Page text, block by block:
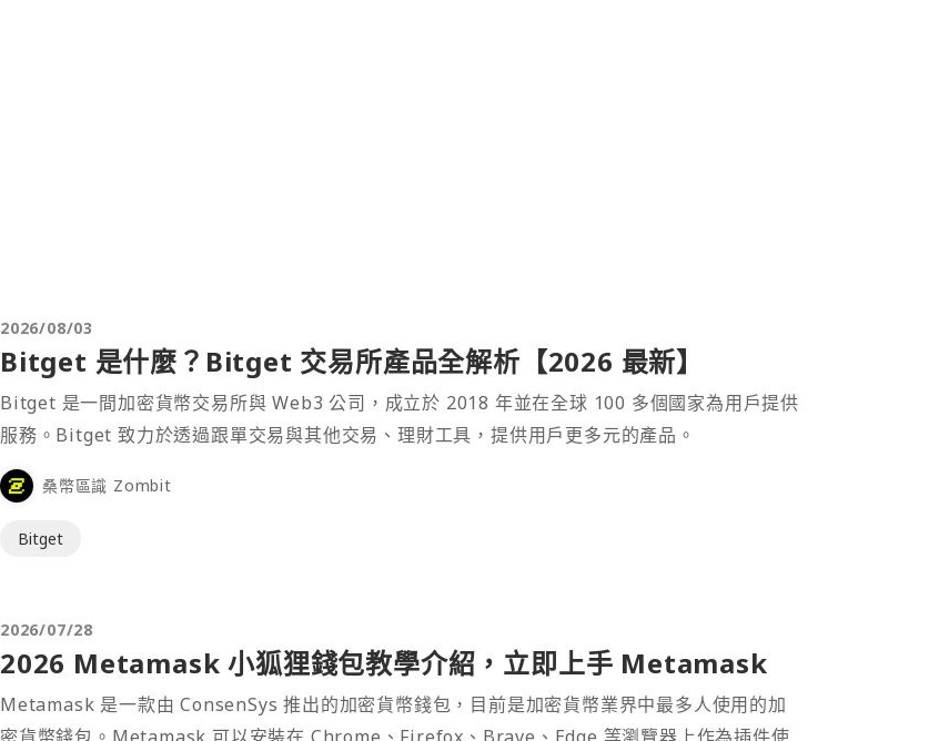
2026/08/03
Bitget 是什麼？Bitget 交易所產品全解析【2026 最新】
Bitget 是一間加密貨幣交易所與 Web3 公司，成立於 2018 年並在全球 100 多個國家為用戶提供
服務。Bitget 致力於透過跟單交易與其他交易、理財工具，提供用戶更多元的產品。
桑幣區識 Zombit
Bitget
2026/07/28
2026 Metamask 小狐狸錢包教學介紹，立即上手 Metamask
Metamask 是一款由 ConsenSys 推出的加密貨幣錢包，目前是加密貨幣業界中最多人使用的加